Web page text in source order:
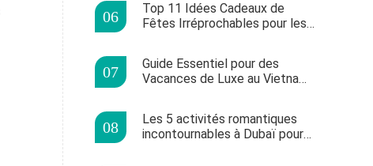
Top 11 Idées Cadeaux de
Fêtes Irréprochables pour les
Guide Essentiel pour des
Vacances de Luxe au Vietnam :
Les 5 activités romantiques
incontournables à Dubaï pour